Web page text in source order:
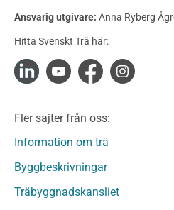
Konstruktionsvirke
Konstruktionsvirke
Konstruktionsvirke
Limträ
Fanerträ
Fanerträ Obehandlat
Träpanel och Utvändig
Träpanel och utvändig
Ansvarig utgivare: Anna Ryberg
Hitta Svenskt Trä här:
Fler sajter från oss:
Information om trä
Byggbeskrivningar
Träbyggnadskansliet